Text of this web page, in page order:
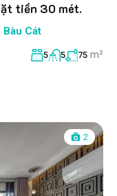
tiền 30 mét.
Bàu Cát
5 5 75 m²
2